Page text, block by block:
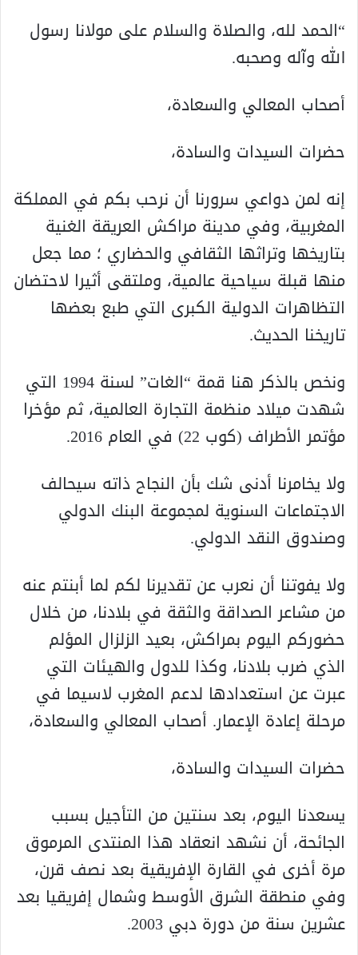
“الحمد لله، والصلاة والسلام على مولانا رسول
الله وآله وصحبه.
أصحاب المعالي والسعادة،
حضرات السيدات والسادة،
إنه لمن دواعي سرورنا أن نرحب بكم في المملكة
المغربية، وفي مدينة مراكش العريقة الغنية
بتاريخها وتراثها الثقافي والحضاري ؛ مما جعل
منها قبلة سياحية عالمية، وملتقى أثيرا لاحتضان
التظاهرات الدولية الكبرى التي طبع بعضها
تاريخنا الحديث.
ونخص بالذكر هنا قمة “الغات” لسنة 1994 التي
شهدت ميلاد منظمة التجارة العالمية، ثم مؤخرا
مؤتمر الأطراف (كوب 22) في العام 2016.
ولا يخامرنا أدنى شك بأن النجاح ذاته سيحالف
الاجتماعات السنوية لمجموعة البنك الدولي
وصندوق النقد الدولي.
ولا يفوتنا أن نعرب عن تقديرنا لكم لما أبنتم عنه
من مشاعر الصداقة والثقة في بلادنا، من خلال
حضوركم اليوم بمراكش، بعيد الزلزال المؤلم
الذي ضرب بلادنا، وكذا للدول والهيئات التي
عبرت عن استعدادها لدعم المغرب لاسيما في
مرحلة إعادة الإعمار. أصحاب المعالي والسعادة،
حضرات السيدات والسادة،
يسعدنا اليوم، بعد سنتين من التأجيل بسبب
الجائحة، أن نشهد انعقاد هذا المنتدى المرموق
مرة أخرى في القارة الإفريقية بعد نصف قرن،
وفي منطقة الشرق الأوسط وشمال إفريقيا بعد
عشرين سنة من دورة دبي 2003.